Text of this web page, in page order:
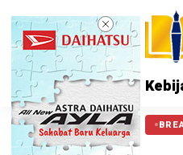
PA 212 soal Polisi Halangi Massa